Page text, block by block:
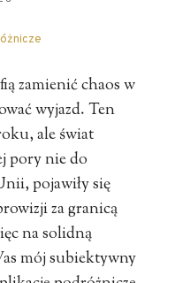
zamienić chaos w
wyjazd. Ten
ale świat
pory nie do
pojawiły się
za granicą
na solidną
mój subiektywny